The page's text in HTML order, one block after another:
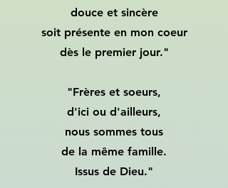
douce et sincère
soit présente en mon coeur
dès le premier jour."
"Frères et soeurs,
d'ici ou d'ailleurs,
nous sommes tous
de la même famille.
Issus de Dieu."